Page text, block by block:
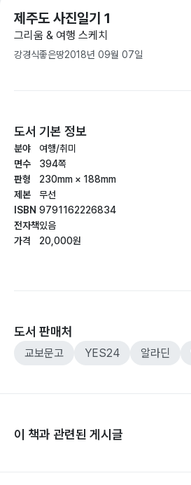
제주도 사진일기 1
그리움 & 여행 스케치
강경식좋은땅2018년 09월 07일
도서 기본 정보
분야
면수
판형
제본
ISBN
전자책
가격
여행/취미
394쪽
230mm × 188mm
무선
9791162226834
있음
20,000원
도서 판매처
교보문고 YES24 알라딘
이 책과 관련된 게시글